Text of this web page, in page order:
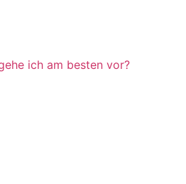
ich am besten vor?